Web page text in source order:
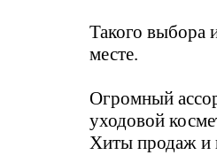
Такого выбора
месте.
Огромный
уходовой
Хиты продаж и